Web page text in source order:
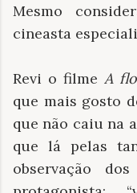
Mesmo
cineasta
Revi o filmeA
que mais gosto
que não caiu na
que lá pelas
observação